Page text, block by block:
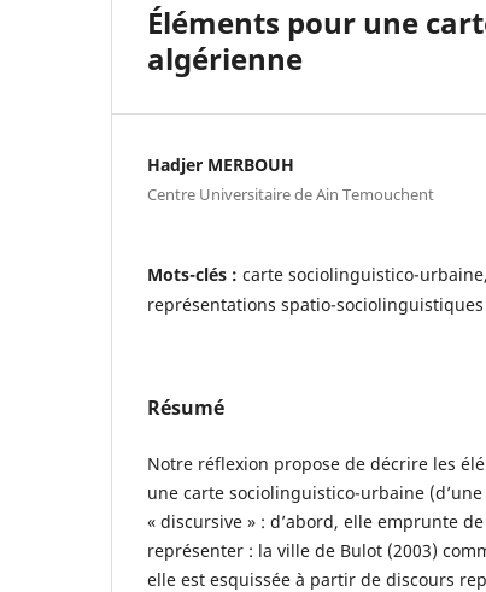
Éléments pour une
algérienne
Hadjer MERBOUH
Centre Universitaire de Ain Temouchent
Mots-clés : carte sociolinguistico-
représentations spatio-sociolinguistiques
Résumé
Notre réflexion propose de décrire les
une carte sociolinguistico-urbaine
« discursive » : d’abord, elle emprunte
représenter : la ville de Bulot (2003)
elle est esquissée à partir de discours